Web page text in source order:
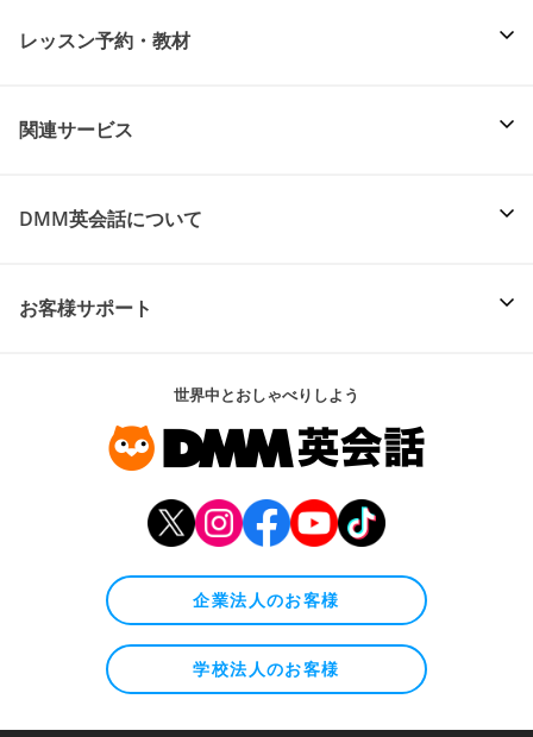
レッスン予約・教材
関連サービス
DMM英会話について
お客様サポート
世界中とおしゃべりしよう
企業法人のお客様
学校法人のお客様